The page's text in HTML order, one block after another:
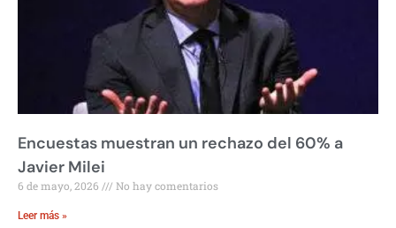
Encuestas muestran un rechazo del 60% a
Javier Milei
6 de mayo, 2026 No hay comentarios
Leer más »